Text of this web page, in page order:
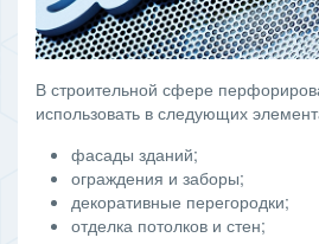
В строительной сфере
использовать в следующих
фасады зданий;
ограждения и заборы;
декоративные перегородки;
отделка потолков и стен;